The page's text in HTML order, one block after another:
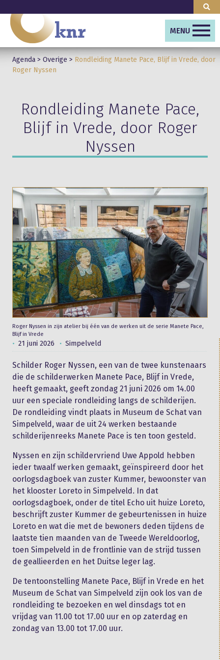
MENU
Agenda > Overige > Rondleiding Manete Pace, Blijf in Vrede, door
Roger Nyssen
Rondleiding Manete Pace,
Blijf in Vrede, door Roger
Nyssen
Roger Nyssen in zijn atelier bij één van de werken uit de serie Manete Pace,
Blijf in Vrede
21 juni 2026 Simpelveld
Schilder Roger Nyssen, een van de twee kunstenaars
die de schilderwerken Manete Pace, Blijf in Vrede,
heeft gemaakt, geeft zondag 21 juni 2026 om 14.00
uur een speciale rondleiding langs de schilderijen.
De rondleiding vindt plaats in Museum de Schat van
Simpelveld, waar de uit 24 werken bestaande
schilderijenreeks Manete Pace is ten toon gesteld.
Nyssen en zijn schildervriend Uwe Appold hebben
ieder twaalf werken gemaakt, geïnspireerd door het
oorlogsdagboek van zuster Kummer, bewoonster van
het klooster Loreto in Simpelveld. In dat
oorlogsdagboek, onder de titel Echo uit huize Loreto,
beschrijft zuster Kummer de gebeurtenissen in huize
Loreto en wat die met de bewoners deden tijdens de
laatste tien maanden van de Tweede Wereldoorlog,
toen Simpelveld in de frontlinie van de strijd tussen
de geallieerden en het Duitse leger lag.
De tentoonstelling Manete Pace, Blijf in Vrede en het
Museum de Schat van Simpelveld zijn ook los van de
rondleiding te bezoeken en wel dinsdags tot en
vrijdag van 11.00 tot 17.00 uur en op zaterdag en
zondag van 13.00 tot 17.00 uur.